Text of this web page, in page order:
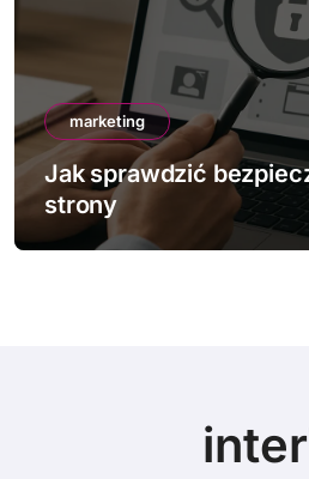
marketing
Jak działa mobile-first